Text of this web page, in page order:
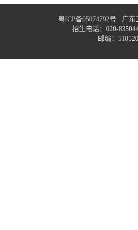
粤ICP备05074792号 广
招生电话：020-
邮编：